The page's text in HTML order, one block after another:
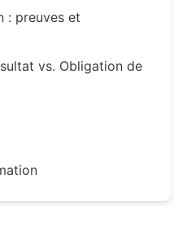
: preuves et
vs. Obligation de